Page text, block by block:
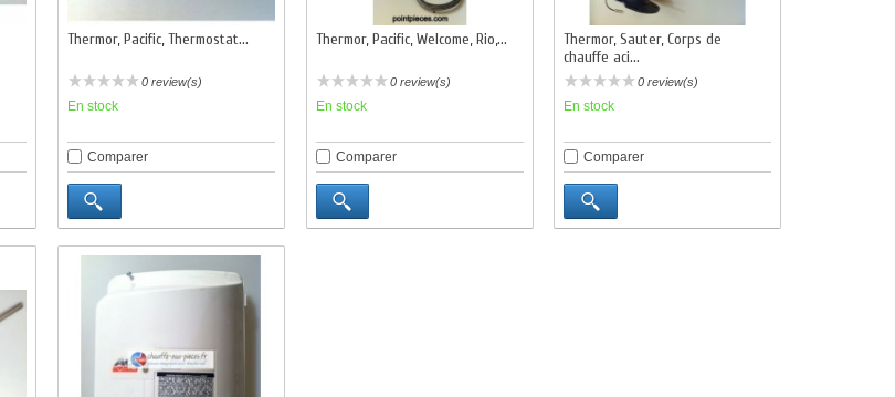
Thermor, Pacific, Thermostat...
0 review(s)
En stock
Comparer
Thermor, Pacific, Welcome, Rio,...
0 review(s)
En stock
Comparer
Thermor, Sauter, Corps de
chauffe aci...
0 review(s)
En stock
Comparer